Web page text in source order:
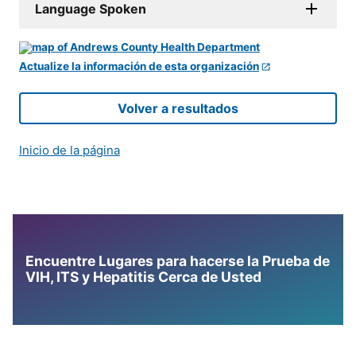
Language Spoken
Actualize la información de esta organización
Volver a resultados
Inicio de la página
Encuentre Lugares para hacerse la Prueba de
VIH, ITS y Hepatitis Cerca de Usted